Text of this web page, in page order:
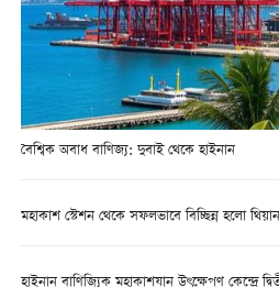
বৈশ্বিক অবাধ বাণিজ্য: দুবাই থেকে হাইনান
মহাকাশ স্টেশন থেকে সফলভাবে বিচ্ছিন্ন হলো